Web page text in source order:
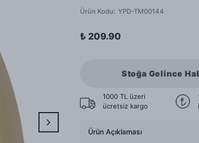
Ürün Kodu: YPD-TM00144
₺ 209.90
Stoğa Gelince
1000 TL üzeri
ücretsiz kargo
Ürün Açıklaması